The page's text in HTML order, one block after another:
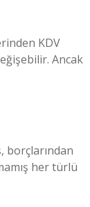
KDV
Ancak
borçlarından
her türlü